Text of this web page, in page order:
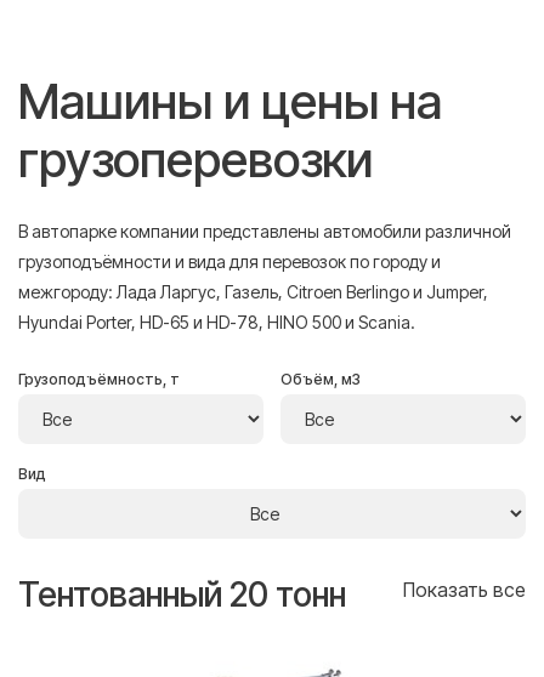
Машины и цены на
грузоперевозки
В автопарке компании представлены автомобили различной
грузоподъёмности и вида для перевозок по городу и
межгороду: Лада Ларгус, Газель, Citroen Berlingo и Jumper,
Hyundai Porter, HD-65 и HD-78, HINO 500 и Scania.
Грузоподъёмность, т Объём, м3
Вид
Тентованный 20 тонн Показать все